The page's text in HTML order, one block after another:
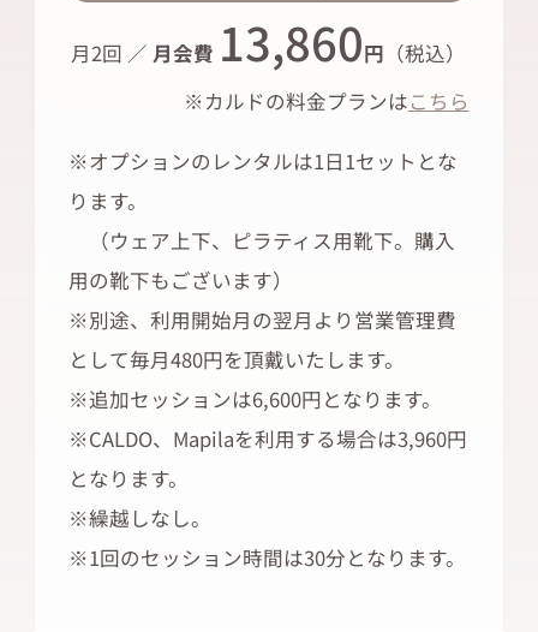
月2回 ／月会費 13,860円 （税込）
※カルドの料金プランはこちら
※オプションのレンタルは1日1セットとな
ります。
（ウェア上下、ピラティス用靴下。購入
用の靴下もございます）
※別途、利用開始月の翌月より営業管理費
として毎月480円を頂戴いたします。
※追加セッションは6,600円となります。
※CALDO、Mapilaを利用する場合は3,960円
となります。
※繰越しなし。
※1回のセッション時間は30分となります。